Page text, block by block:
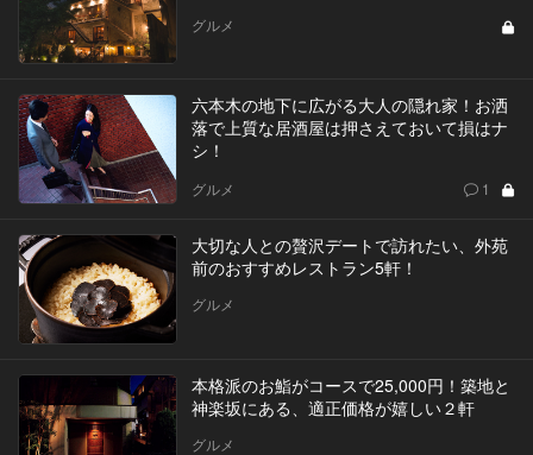
グルメ
六本木の地下に広がる大人の隠れ家！お洒
落で上質な居酒屋は押さえておいて損はナ
シ！
グルメ 1
大切な人との贅沢デートで訪れたい、外苑
前のおすすめレストラン5軒！
グルメ
本格派のお鮨がコースで25,000円！築地と
神楽坂にある、適正価格が嬉しい２軒
グルメ